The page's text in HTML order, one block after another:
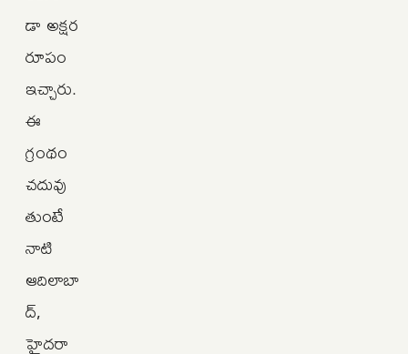
డా అక్షర
రూపం
ఇచ్చారు.
ఈ
గ్రంథం
చదువు
తుంటే
నాటి
ఆదిలాబా
ద్‌,
హైదరా